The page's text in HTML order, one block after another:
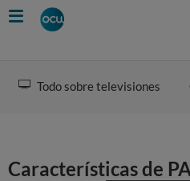
Skip
to
Todo sobre televisiones
Características de